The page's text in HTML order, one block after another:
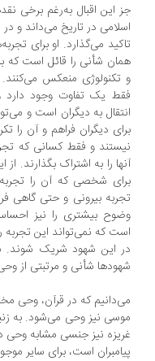
این اقبال به‌رغم برخی نقدها،
در تاریخ می‌داند و در
می‌گذارد. او برای
شأنی را قائل است که برای
منعکس می‌کنند. از
یک تفاوت وجود دارد و آن
به دیگران است و می‌توان
دیگران فراهم و آن را تکرار
و فقط کسانی که تجربه‌های
را به اشتراک بگذارند. از این
شخصی که آن را تجربه
بیرونی و حتی گاهی فرد
بیشتری را نیز احساس
که نمی‌تواند این تجربه را برای
این شهود شریک شوند. نکته
شأنی و مرتبتی از وحی دارند.
که در قرآن، وحی مختص
نیز وحی می‌شود. به زنبور عسل
نیز جنسی مشابه وحی دارد.
است، برای سایر